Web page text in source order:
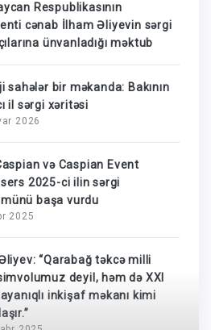
Respublikasının
cənab İlham Əliyevin sərgi
ünvanladığı məktub
sahələr bir məkanda: Bakının
il sərgi xəritəsi
2026
və Caspian Event
2025-ci ilin sərgi
başa vurdu
2025
“Qarabağ təkcə milli
deyil, həm də XXI
inkişaf məkanı kimi